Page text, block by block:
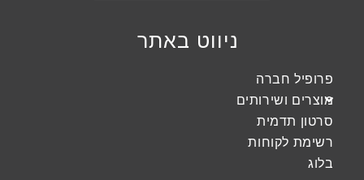
ניווט באתר
פרופיל חברה
מוצרים ושירותים
סרטון תדמית
רשימת לקוחות
בלוג